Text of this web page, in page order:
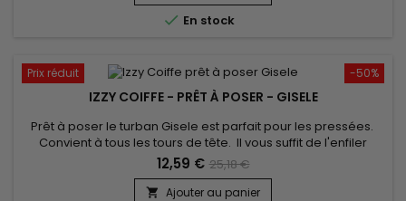
 En stock
-50%
Prix réduit
IZZY COIFFE - PRÊT À POSER - GISELE
Prêt à poser le turban Gisele est parfait pour les pressées.
Convient à tous les tours de tête. Il vous suffit de l'enfiler
comme un bonnet classique pour booster votre style !
confort inégalé et un très beau rendu. Vendu avec son bijou
pour un look élégant.
12,59 € 25,18 €
 Ajouter au panier